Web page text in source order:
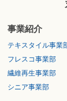
事業紹介
テキスタイル事業
フレスコ事業部
繊維再生事業部
シニア事業部